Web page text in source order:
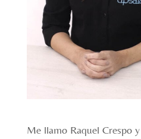
Me llamo Raquel Crespo